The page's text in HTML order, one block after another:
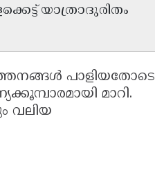
യാത്രാദുരിതം
പാളിയതോടെ
മാറി.
വലിയ